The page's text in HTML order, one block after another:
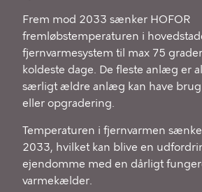
Frem mod 2033 sænker HOFOR
fremløbstemperaturen i
fjernvarmesystem til max 75
koldeste dage. De fleste anlæg er
særligt ældre anlæg kan have
eller opgradering.
Temperaturen i fjernvarmen
2033, hvilket kan blive en
ejendomme med en dårligt
varmekælder.